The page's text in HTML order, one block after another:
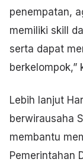
penempatan,
memiliki skill
serta dapat
berkelompok,”
Lebih lanjut
berwirausaha
membantu
Pemerintahan